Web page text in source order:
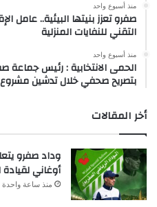
منذ أسبوع واحد
صفرو تعزز بنيتها البيئية.. عامل
التقني للنفايات المنزلية
منذ أسبوع واحد
الحمى الانتخابية : رئيس جماعة
بتصريح صحفي خلال تدشين
أخر المقالات
وداد صفرو
أوغاني لقيادة
منذ ساعة واحدة